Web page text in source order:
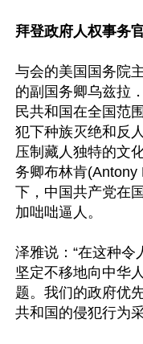
拜登政府人权事务
与会的美国国务院
的副国务卿乌兹拉
民共和国在全国范
犯下种族灭绝和反
压制藏人独特的文
务卿布林肯(Antony
下，中国共产党在
加咄咄逼人。
泽雅说：“在这种令
坚定不移地向中华
题。我们的政府优
共和国的侵犯行为